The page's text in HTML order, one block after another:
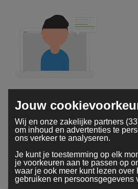
Heb je een vraag of twijfel je nog?
support-team is beschikbaar en
droomwebsite te bouwen.
Jouw
Wij en onze zakelijke partners
om inhoud en advertenties te
ons verkeer te analyseren.
Je kunt je toestemming op elk
je voorkeuren aan te passen op
waar je ook meer kunt lezen over
gebruiken en persoonsgegevens